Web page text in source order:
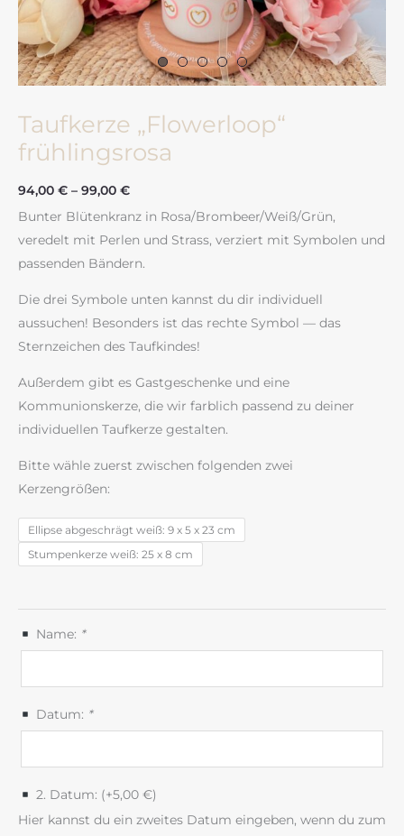
Taufkerze „Flowerloop“
frühlingsrosa
94,00 € – 99,00 €
Bunter Blütenkranz in Rosa/Brombeer/Weiß/Grün,
veredelt mit Perlen und Strass, verziert mit Symbolen und
passenden Bändern.
Die drei Symbole unten kannst du dir individuell
aussuchen! Besonders ist das rechte Symbol — das
Sternzeichen des Taufkindes!
Außerdem gibt es Gastgeschenke und eine
Kommunionskerze, die wir farblich passend zu deiner
individuellen Taufkerze gestalten.
Bitte wähle zuerst zwischen folgenden zwei
Kerzengrößen:
Ellipse abgeschrägt weiß: 9 x 5 x 23 cm
Stumpenkerze weiß: 25 x 8 cm
Name: *
Datum: *
2. Datum: (+5,00 €)
Hier kannst du ein zweites Datum eingeben, wenn du zum